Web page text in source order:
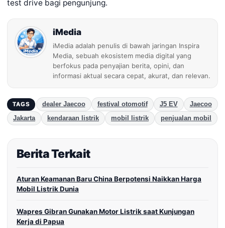
test drive bagi pengunjung.
iMedia
iMedia adalah penulis di bawah jaringan Inspira
Media, sebuah ekosistem media digital yang
berfokus pada penyajian berita, opini, dan
informasi aktual secara cepat, akurat, dan relevan.
TAGS dealer Jaecoo festival otomotif J5 EV
Jaecoo
Jakarta
kendaraan listrik mobil listrik penjualan mobil
Berita Terkait
Aturan Keamanan Baru China Berpotensi Naikkan Harga
Mobil Listrik Dunia
Wapres Gibran Gunakan Motor Listrik saat Kunjungan
Kerja di Papua